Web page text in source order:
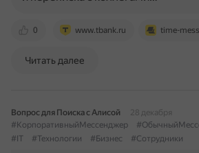
0 www.tbank.ru time-
Читать далее
Вопрос для Поиска с Алисой
28 декабря
#КорпоративныйМессенджер
#IT
#Технологии #Бизнес #Сотрудники